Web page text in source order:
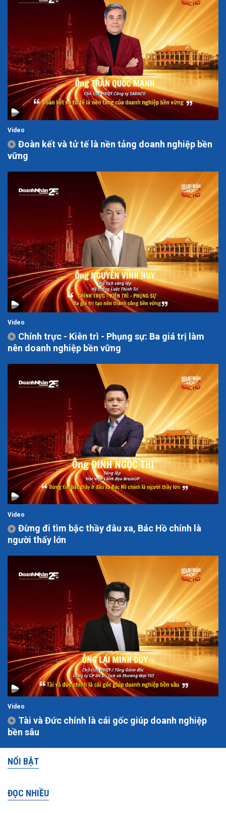
Video
Đoàn kết và tử tế là nền tảng doanh nghiệp bền
vững
Video
Chính trực - Kiên trì - Phụng sự: Ba giá trị làm
nên doanh nghiệp bền vững
Video
Đừng đi tìm bậc thầy đâu xa, Bác Hồ chính là
người thấy lớn
Video
Tài và Đức chính là cái gốc giúp doanh nghiệp
bền sâu
NỔI BẬT
ĐỌC NHIỀU